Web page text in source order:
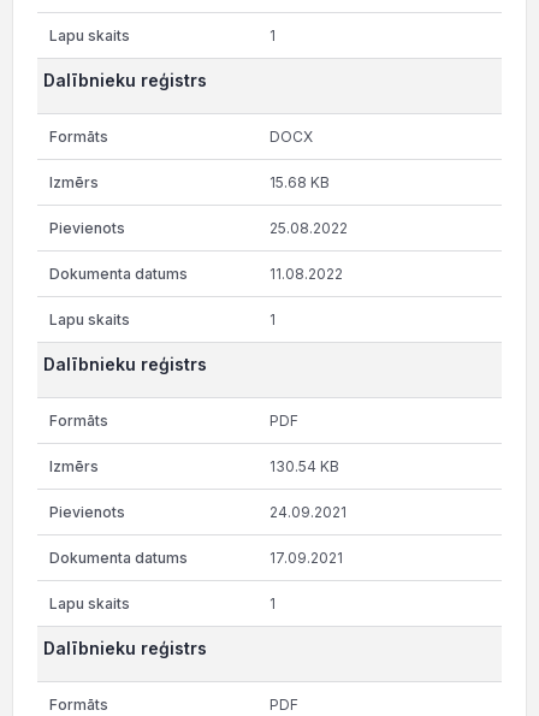
1
Dalībnieku reģistrs
DOCX
15.68 KB
25.08.2022
11.08.2022
1
Dalībnieku reģistrs
PDF
130.54 KB
24.09.2021
17.09.2021
1
Dalībnieku reģistrs
PDF